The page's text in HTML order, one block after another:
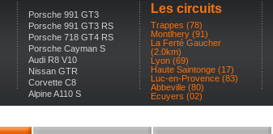
Porsche 991 GT3
Porsche 991 GT3 RS
Porsche 718 GT4 RS
Porsche Cayman S
Audi R8 V10
Nissan GTR
Corvette C8
Alpine A110 S
Les circuits
Trappes (78)
Montlhery (91)
La Ferté Gaucher
(2.0km)
Lyon (69)
Haute Saintonge (17)
Luc-en-Provence (83)
Abbeville (80)
Ecuyers (02)